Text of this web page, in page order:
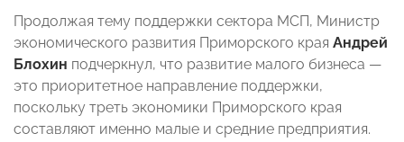
Продолжая тему поддержки сектора МСП, Министр
экономического развития Приморского края Андрей
Блохин подчеркнул, что развитие малого бизнеса —
это приоритетное направление поддержки,
поскольку треть экономики Приморского края
составляют именно малые и средние предприятия.